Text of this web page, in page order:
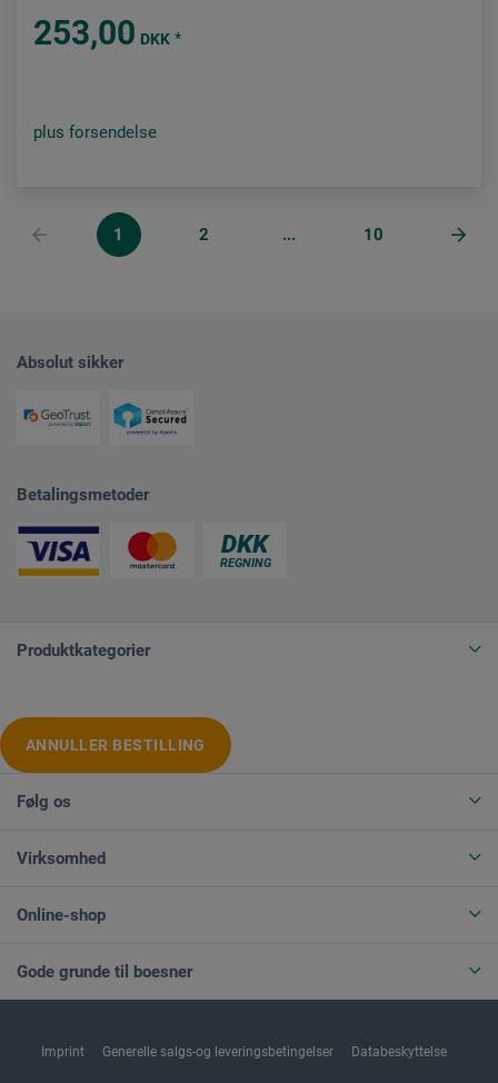
253,00 DKK *
plus forsendelse
1 2 ... 10
Absolut sikker
Betalingsmetoder
Produktkategorier
ANNULLER BESTILLING
Følg os
Virksomhed
Online-shop
Gode grunde til boesner
Imprint Generelle salgs-og leveringsbetingelser Databeskyttelse